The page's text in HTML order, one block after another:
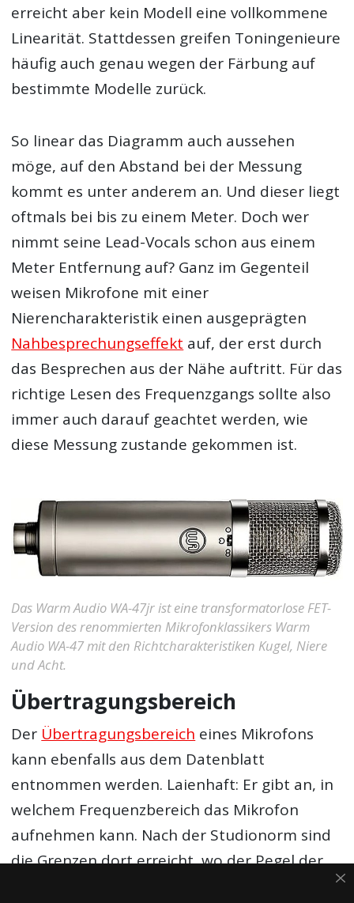
erreicht aber kein Modell eine vollkommene
Linearität. Stattdessen greifen Toningenieure
häufig auch genau wegen der Färbung auf
bestimmte Modelle zurück.
So linear das Diagramm auch aussehen
möge, auf den Abstand bei der Messung
kommt es unter anderem an. Und dieser liegt
oftmals bei bis zu einem Meter. Doch wer
nimmt seine Lead-Vocals schon aus einem
Meter Entfernung auf? Ganz im Gegenteil
weisen Mikrofone mit einer
Nierencharakteristik einen ausgeprägten
Nahbesprechungseffekt auf, der erst durch
das Besprechen aus der Nähe auftritt. Für das
richtige Lesen des Frequenzgangs sollte also
immer auch darauf geachtet werden, wie
diese Messung zustande gekommen ist.
Das Warm Audio WA-47jr ist eine transformatorlose FET-
Version des renommierten Mikrofonklassikers Warm
Audio WA-47 mit den Richtcharakteristiken Kugel, Niere
und Acht.
Übertragungsbereich
Der Übertragungsbereich eines Mikrofons
kann ebenfalls aus dem Datenblatt
entnommen werden. Laienhaft: Er gibt an, in
welchem Frequenzbereich das Mikrofon
aufnehmen kann. Nach der Studionorm sind
die Grenzen dort erreicht, wo der Pegel der